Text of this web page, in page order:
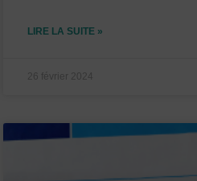
LIRE LA SUITE »
26 février 2024